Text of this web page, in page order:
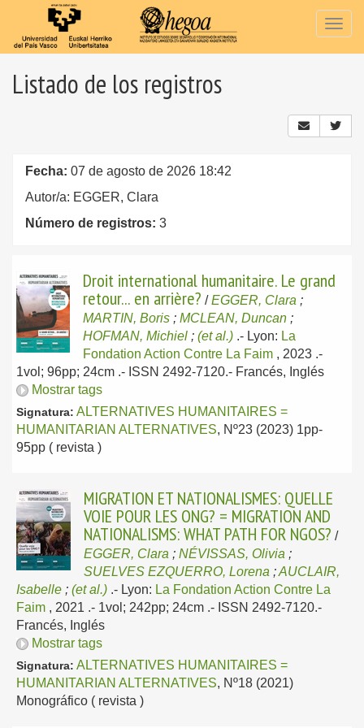
Listado de los registros
Fecha: 07 de agosto de 2026 18:42
Autor/a: EGGER, Clara
Número de registros: 3
Droit international humanitaire. Le grand
retour... en arrière? /EGGER, Clara ;
MARTIN, Boris ; MCLEAN, Duncan ;
HOFMAN, Michiel ; (et al.) .- Lyon: La
Fondation Action Contre La Faim , 2023 .-
1vol; 96pp; 24cm .- ISSN 2492-7120.- Francés, Inglés
Mostrar tags
Signatura: ALTERNATIVES HUMANITAIRES =
HUMANITARIAN ALTERNATIVES, Nº23 (2023) 1pp-
95pp ( revista )
MIGRATION ET NATIONALISMES: QUELLE
VOIE POUR LES ONG? = MIGRATION AND
NATIONALISMS: WHAT PATH FOR NGOS? /
EGGER, Clara ; NÉVISSAS, Olivia ;
SUELVES EZQUERRO, Lorena ;AUCLAIR,
Isabelle ; (et al.) .- Lyon: La Fondation Action Contre La
Faim , 2021 .- 1vol; 242pp; 24cm .- ISSN 2492-7120.-
Francés, Inglés
Mostrar tags
Signatura: ALTERNATIVES HUMANITAIRES =
HUMANITARIAN ALTERNATIVES, Nº18 (2021)
Monográfico ( revista )